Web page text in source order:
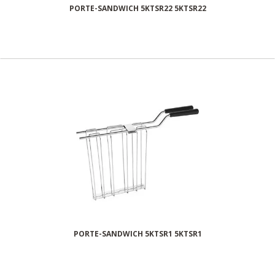
PORTE-SANDWICH 5KTSR22 5KTSR22
PORTE-SANDWICH 5KTSR1 5KTSR1